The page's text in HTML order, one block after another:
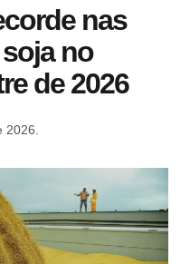
nas
no
de 2026
2026.